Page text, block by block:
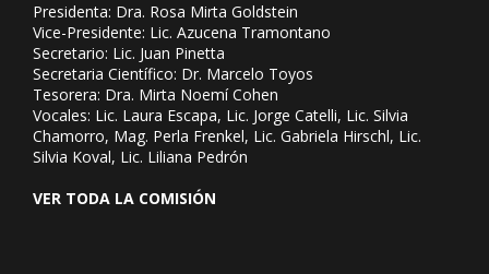
Presidenta: Dra. Rosa Mirta Goldstein
Vice-Presidente: Lic. Azucena Tramontano
Secretario: Lic. Juan Pinetta
Secretaria Científico: Dr. Marcelo Toyos
Tesorera: Dra. Mirta Noemí Cohen
Vocales: Lic. Laura Escapa, Lic. Jorge Catelli, Lic. Silvia
Chamorro, Mag. Perla Frenkel, Lic. Gabriela Hirschl, Lic.
Silvia Koval, Lic. Liliana Pedrón
VER TODA LA COMISIÓN